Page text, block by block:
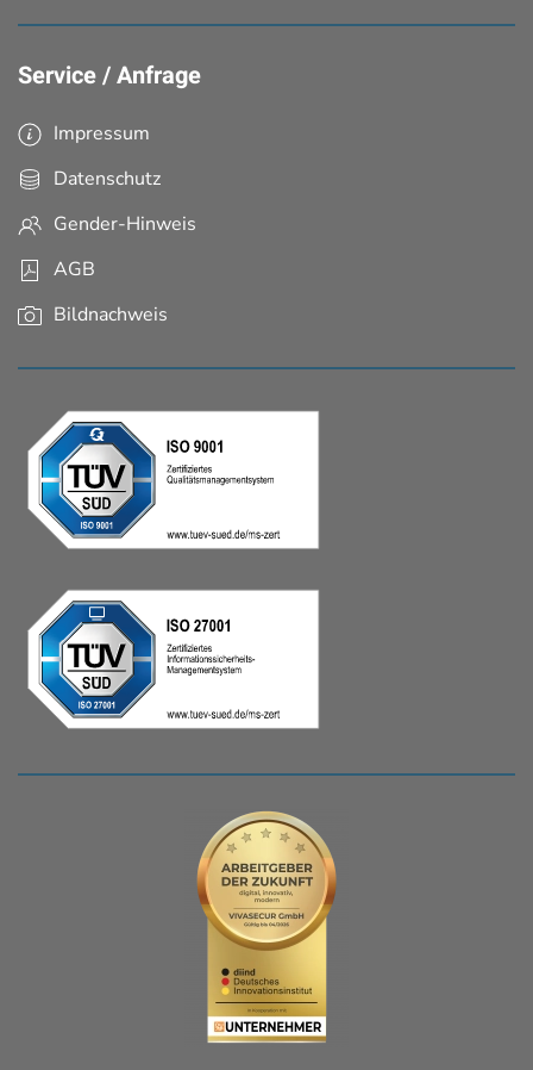
Service / Anfrage
Impressum
Datenschutz
Gender-Hinweis
AGB
Bildnachweis